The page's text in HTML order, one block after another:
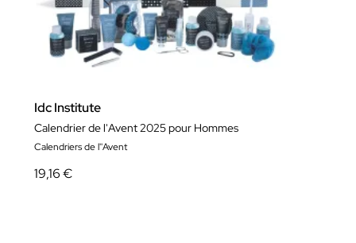
Idc Institute
Calendrier de l'Avent 2025 pour Hommes
Calendriers de l''Avent
19,16 €